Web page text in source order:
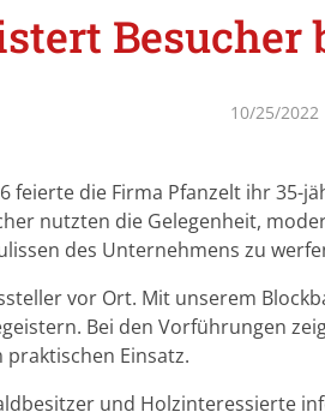
10/25/2022
feierte die Firma Pfanzelt ihr 35-
nutzten die Gelegenheit,
des Unternehmens zu
vor Ort. Mit unserem
Bei den Vorführungen
Einsatz.
und Holzinteressierte